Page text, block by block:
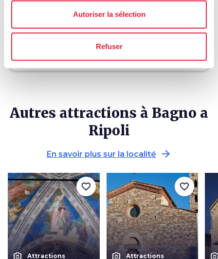
Autoriser la sélection
Refuser
Expériences
Autres attractions à Bagno a
Ripoli
En savoir plus sur la localité arrow_forward
photo_camera Attractions
favorite_border
photo_camera Attractions
favorite_border